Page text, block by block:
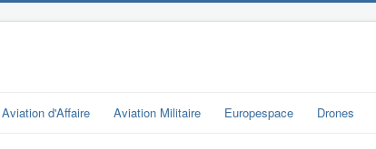
Aviation d'Affaire Aviation Militaire Europespace Drones